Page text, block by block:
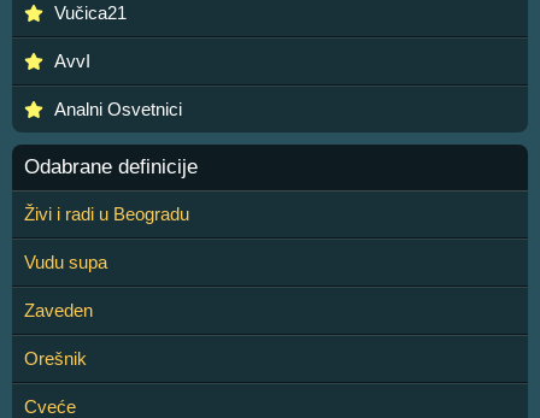
Vučica21
AvvI
Analni Osvetnici
Odabrane definicije
Živi i radi u Beogradu
Vudu supa
Zaveden
Orešnik
Cveće